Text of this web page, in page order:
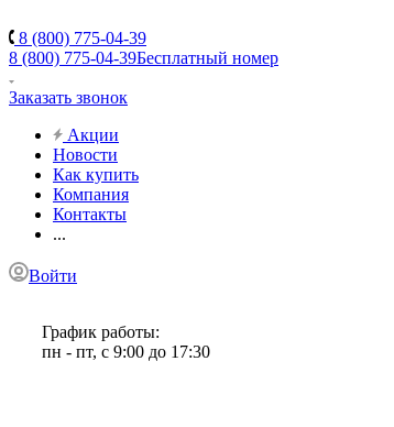
8 (800) 775-04-39
8 (800) 775-04-39Бесплатный номер
Заказать звонок
Акции
Новости
Как купить
Компания
Контакты
...
Войти
График работы:
пн - пт, с 9:00 до 17:30